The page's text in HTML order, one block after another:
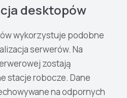
desktopów
wykorzystuje podobne
serwerów. Na
zostają
stacje robocze. Dane
na odpornych